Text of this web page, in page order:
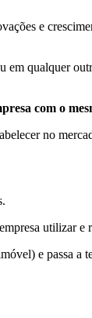
e
em qualquer
com o
no
utilizar e
e passa